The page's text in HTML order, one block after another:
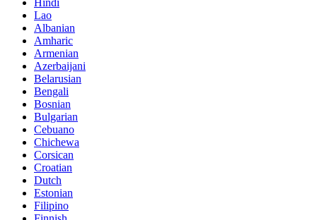
Hindi
Lao
Albanian
Amharic
Armenian
Azerbaijani
Belarusian
Bengali
Bosnian
Bulgarian
Cebuano
Chichewa
Corsican
Croatian
Dutch
Estonian
Filipino